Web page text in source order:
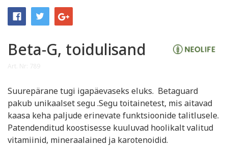
Beta-G, toidulisand
Suurepärane tugi igapäevaseks eluks. Betaguard
pakub unikaalset segu .Segu toitainetest, mis aitavad
kaasa keha paljude erinevate funktsioonide talitlusele.
Patendenditud koostisesse kuuluvad hoolikalt valitud
vitamiinid, mineraalained ja karotenoidid.